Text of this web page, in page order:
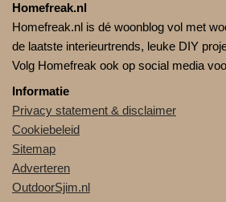
Homefreak.nl
Homefreak.nl is dé woonblog vol met
de laatste interieurtrends, leuke DIY
Volg Homefreak ook op social media
Informatie
Privacy statement & disclaimer
Cookiebeleid
Sitemap
Adverteren
OutdoorSjim.nl